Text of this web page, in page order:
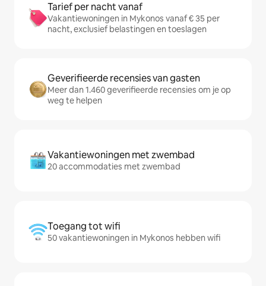
Tarief per nacht vanaf
Vakantiewoningen in Mykonos vanaf € 35 per
nacht, exclusief belastingen en toeslagen
Geverifieerde recensies van gasten
Meer dan 1.460 geverifieerde recensies om je op
weg te helpen
Vakantiewoningen met zwembad
20 accommodaties met zwembad
Toegang tot wifi
50 vakantiewoningen in Mykonos hebben wifi